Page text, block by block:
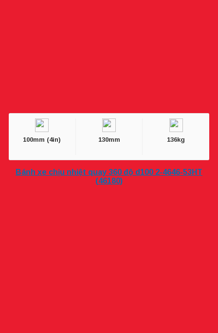
100mm (4in) 130mm 136kg
Bánh xe chịu nhiệt quay 360 độ d100 2-4646-53HT
(46180)